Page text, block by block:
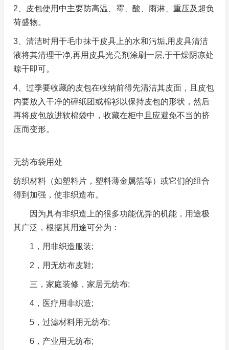
2、皮包使用中主要防高温、霉、酸、雨淋、重压及超负
荷盛物。
3、清洁时用干毛巾抹干皮具上的水和污垢,用皮具清洁
液将其清理干净,再用皮具光亮剂涂刷一层,于干燥阴凉处
晾干即可。
4、过季要收藏的皮包在收纳前得先清洁其皮面，且皮包
内要放入干净的碎纸团或棉衫以保持皮包的形状，然后
再将皮包放进软棉袋中，收藏在柜中且应避免不当的挤
压而变形。
无纺布袋用处
纺织材料（如塑料片，塑料薄金属箔等）或它们的组合
得到加强，使非织造布。
因为具有非织造上的很多功能优异的机能，用途极
其广泛，根据其用途可分为：
1，用非织造服装;
2，用无纺布皮鞋;
三，家庭装修，家居无纺布;
4，医疗用非织造;
5，过滤材料用无纺布;
6，产业用无纺布;